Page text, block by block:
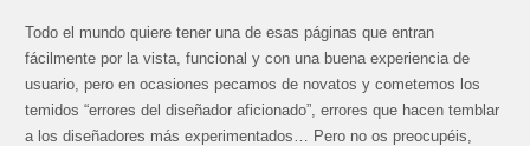
Todo el mundo quiere tener una de esas páginas que entran
fácilmente por la vista, funcional y con una buena experiencia de
usuario, pero en ocasiones pecamos de novatos y cometemos los
temidos “errores del diseñador aficionado”, errores que hacen temblar
a los diseñadores más experimentados… Pero no os preocupéis,